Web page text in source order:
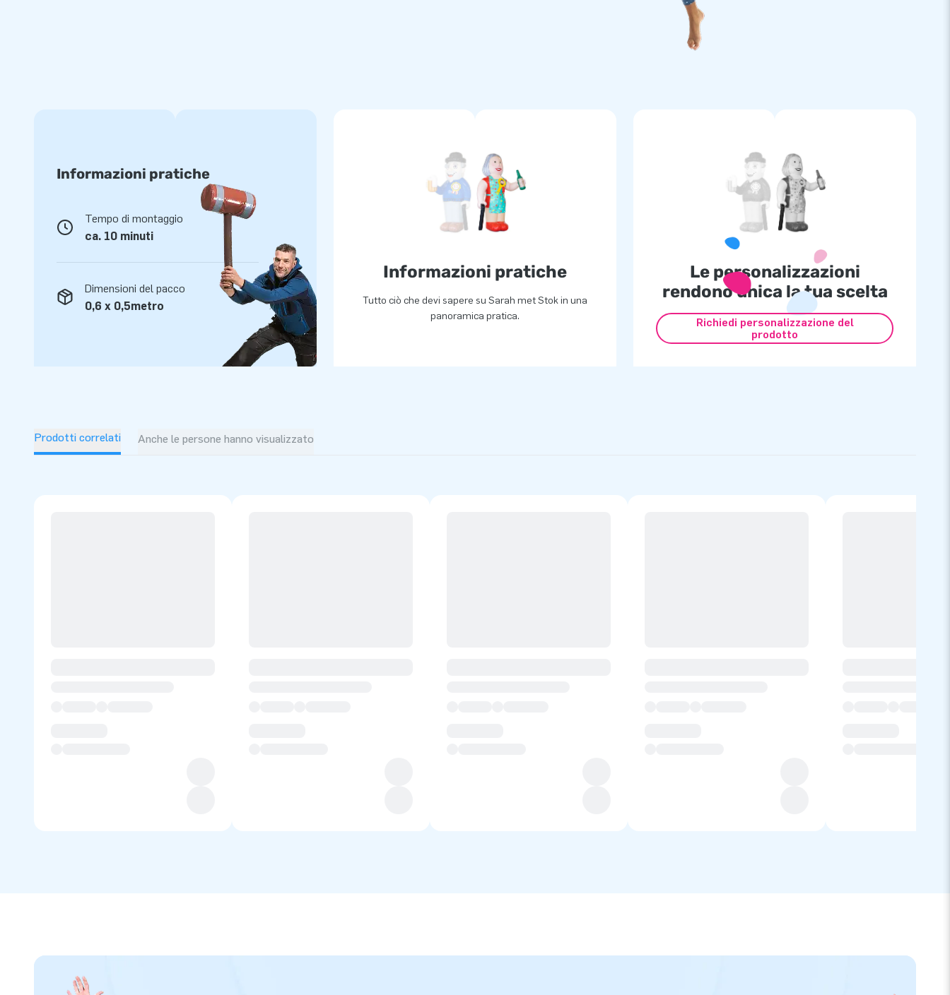
Informazioni pratiche
Tempo di montaggio
ca. 10 minuti
Dimensioni del pacco
0,6 x 0,5metro
Informazioni pratiche
Tutto ciò che devi sapere su Sarah met Stok in una
panoramica pratica.
Le personalizzazioni
rendono unica la tua scelta
Richiedi personalizzazione del
prodotto
Prodotti correlati Anche le persone hanno visualizzato